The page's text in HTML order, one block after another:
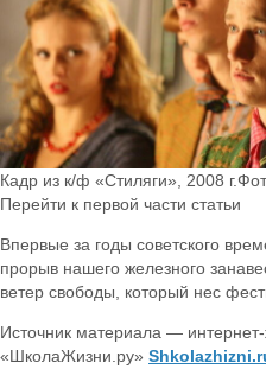
Кадр из к/ф «Стиляги», 2008
Перейти к первой части статьи
Впервые за годы советского
прорыв нашего железного
ветер свободы, который нес
Источник материала —
«ШколаЖизни.ру»